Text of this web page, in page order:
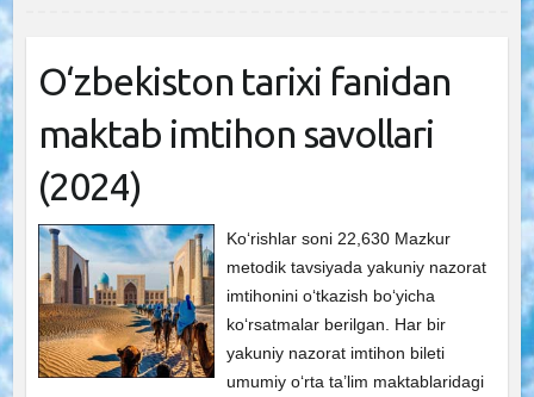
O‘zbekiston tarixi fanidan
maktab imtihon savollari
(2024)
Ko‘rishlar soni 22,630 Mazkur
metodik tavsiyada yakuniy nazorat
imtihonini o‘tkazish bo‘yicha
ko‘rsatmalar berilgan. Har bir
yakuniy nazorat imtihon bileti
umumiy o‘rta ta’lim maktablaridagi